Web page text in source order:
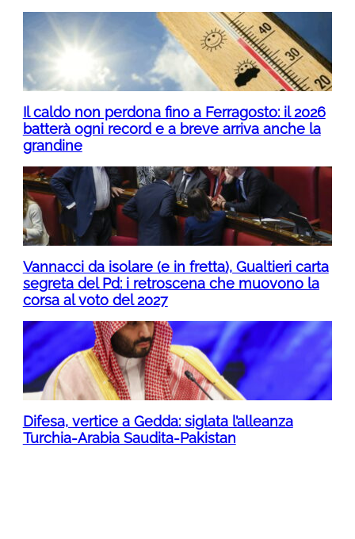
Il caldo non perdona fino a Ferragosto: il 2026
batterà ogni record e a breve arriva anche la
grandine
Vannacci da isolare (e in fretta), Gualtieri carta
segreta del Pd: i retroscena che muovono la
corsa al voto del 2027
Difesa, vertice a Gedda: siglata l’alleanza
Turchia-Arabia Saudita-Pakistan